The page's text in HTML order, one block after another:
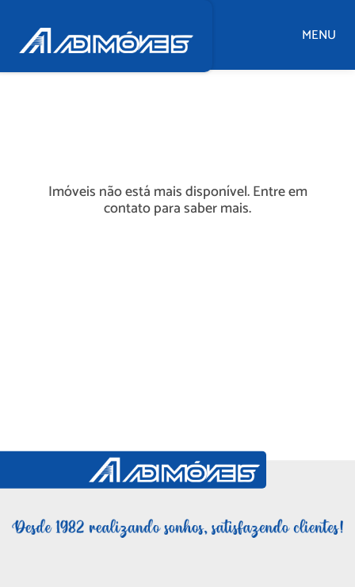
MENU
Imóveis não está mais disponível. Entre em
contato para saber mais.